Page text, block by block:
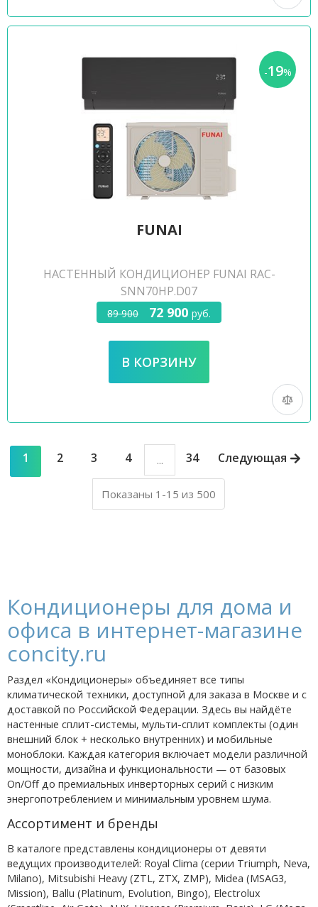
-19%
FUNAI
НАСТЕННЫЙ КОНДИЦИОНЕР FUNAI RAC-
SNN70HP.D07
89 900 72 900 руб.
1 2 3 4 ... 34 Следующая
Показаны 1-15 из 500
Кондиционеры для дома и
офиса в интернет-магазине
concity.ru
Раздел «Кондиционеры» объединяет все типы
климатической техники, доступной для заказа в Москве и с
доставкой по Российской Федерации. Здесь вы найдёте
настенные сплит-системы, мульти-сплит комплекты (один
внешний блок + несколько внутренних) и мобильные
моноблоки. Каждая категория включает модели различной
мощности, дизайна и функциональности — от базовых
On/Off до премиальных инверторных серий с низким
энергопотреблением и минимальным уровнем шума.
Ассортимент и бренды
В каталоге представлены кондиционеры от девяти
ведущих производителей: Royal Clima (серии Triumph, Neva,
Milano), Mitsubishi Heavy (ZTL, ZTX, ZMP), Midea (MSAG3,
Mission), Ballu (Platinum, Evolution, Bingo), Electrolux